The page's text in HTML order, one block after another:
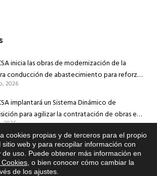
inicia las obras de modernización de la
conducción de abastecimiento para reforzar
de agua de Córdoba
2026
implantará un Sistema Dinámico de
para agilizar la contratación de obras en
e instalaciones
2026
inicia hoy las obras de una nueva arteria de
y una red de agua no potable en
Ruiz de Azúa
2026
cookies propias y de terceros para el propio
web y para recopilar información con
uso. Puede obtener más información en
, o bien conocer cómo cambiar la
de los ajustes
Si tiene cualquier duda sobre
EMACSA, haga click abajo.